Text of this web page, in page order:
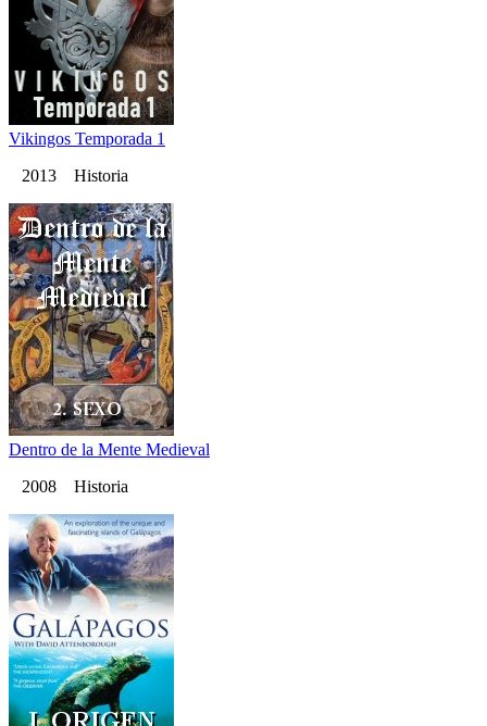
Vikingos Temporada 1
2013 Historia
Dentro de la Mente Medieval
2008 Historia